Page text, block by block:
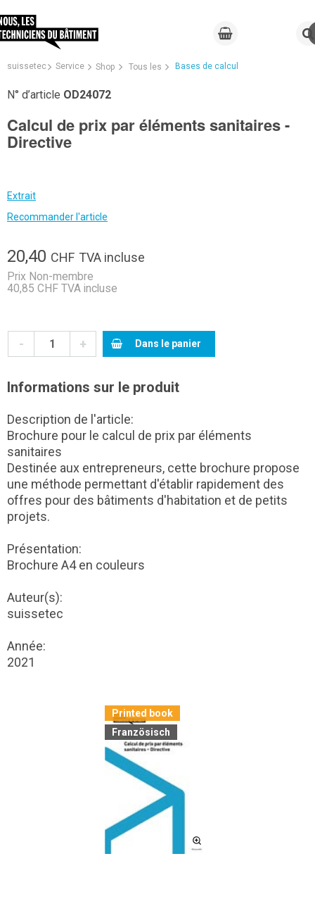
suissetec Service Shop Tous les Bases de calcul
N° d’article OD24072
Calcul de prix par éléments sanitaires -
Directive
Extrait
Recommander l'article
20,40 CHF TVA incluse
Prix Non-membre
40,85 CHF TVA incluse
- + Dans le panier
Informations sur le produit
Description de l'article:
Brochure pour le calcul de prix par éléments
sanitaires
Destinée aux entrepreneurs, cette brochure propose
une méthode permettant d'établir rapidement des
offres pour des bâtiments d'habitation et de petits
projets.
Présentation:
Brochure A4 en couleurs
Auteur(s):
suissetec
Année:
2021
Printed book
Französisch